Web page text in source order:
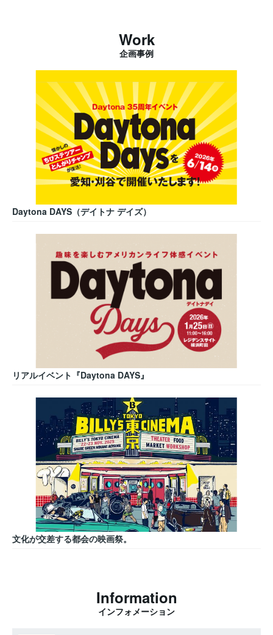
Work
企画事例
Daytona DAYS（デイトナ デイズ）
リアルイベント『Daytona DAYS』
文化が交差する都会の映画祭。
Information
インフォメーション